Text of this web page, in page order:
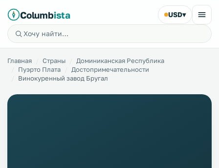
Columbista USD▾
Главная Страны
Доминиканская Республика
Пуэрто Плата
Достопримечательности
Винокуренный завод Бругал